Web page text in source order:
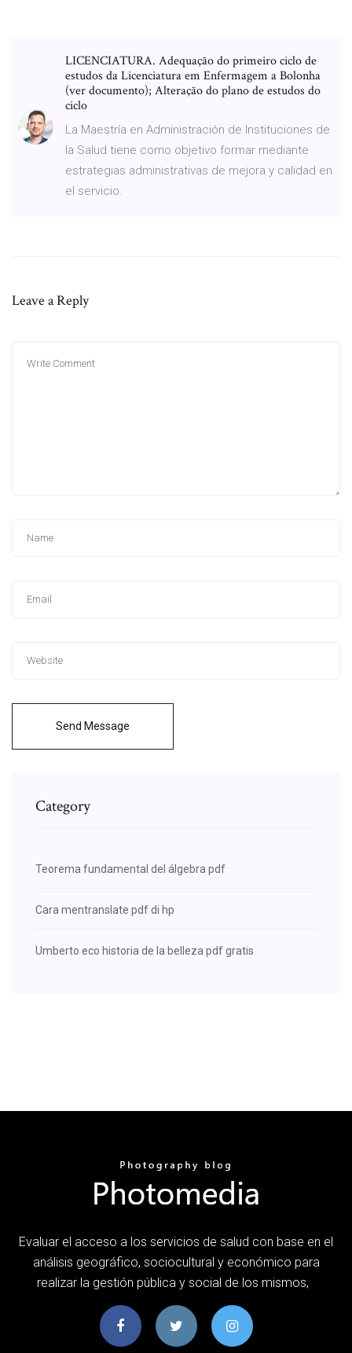
LICENCIATURA. Adequação do primeiro ciclo de
estudos da Licenciatura em Enfermagem a Bolonha
(ver documento); Alteração do plano de estudos do
ciclo
La Maestría en Administración de Instituciones de
la Salud tiene como objetivo formar mediante
estrategias administrativas de mejora y calidad en
el servicio.
Leave a Reply
Send Message
Category
Teorema fundamental del álgebra pdf
Cara mentranslate pdf di hp
Umberto eco historia de la belleza pdf gratis
Evaluar el acceso a los servicios de salud con base en el
análisis geográfico, sociocultural y económico para
realizar la gestión pública y social de los mismos,